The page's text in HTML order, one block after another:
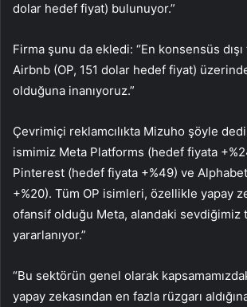
dolar hedef fiyat) bulunuyor.”
Firma şunu da ekledi: “En konsensüs
Airbnb (OP, 151 dolar hedef fiyat)
olduğuna inanıyoruz.”
Çevrimiçi reklamcılıkta Mizuho şöyle
ismimiz Meta Platforms (hedef fiyata
Pinterest (hedef fiyata +%49) ve Alphabet
+%20). Tüm OP isimleri, özellikle yapay
ofansif olduğu Meta, alandaki sevdiğimiz
yararlanıyor.”
“Bu sektörün genel olarak
yapay zekasından en fazla rüzgarı